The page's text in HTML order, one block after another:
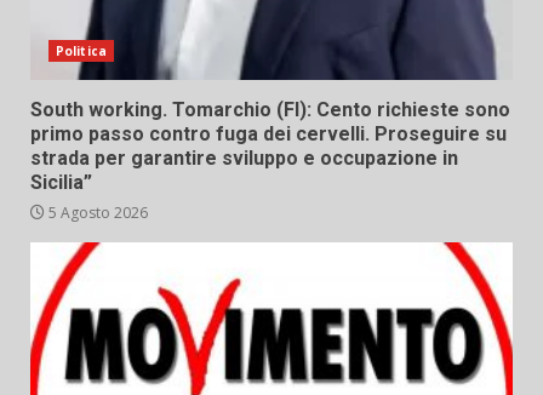
Politica
South working. Tomarchio (FI): Cento richieste sono
primo passo contro fuga dei cervelli. Proseguire su
strada per garantire sviluppo e occupazione in
Sicilia”
5 Agosto 2026